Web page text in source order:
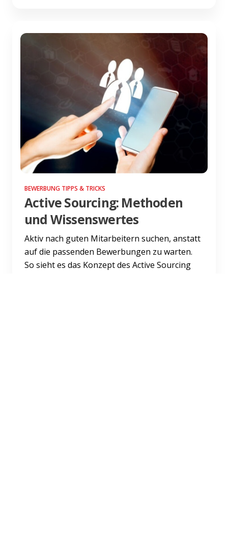
BEWERBUNG TIPPS & TRICKS
Active Sourcing: Methoden
und Wissenswertes
Aktiv nach guten Mitarbeitern suchen, anstatt
auf die passenden Bewerbungen zu warten.
So sieht es das Konzept des Active Sourcing